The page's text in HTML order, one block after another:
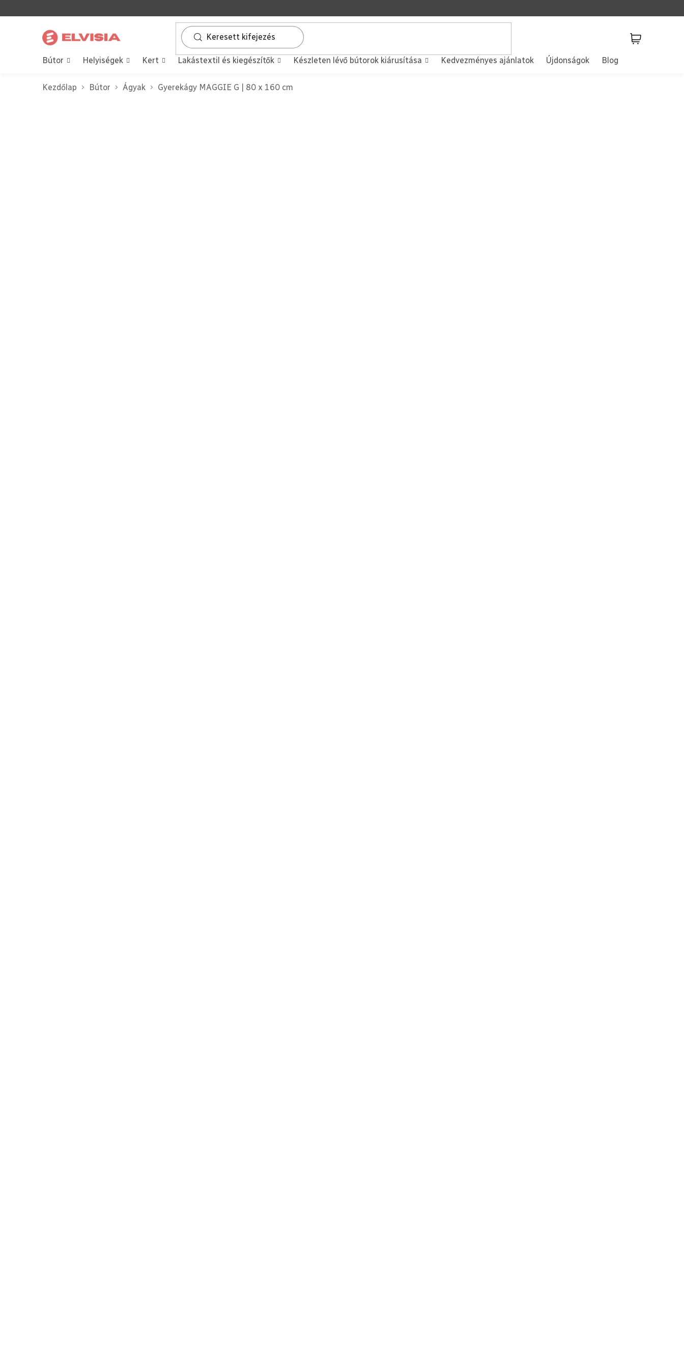
a
tartalomhoz
Bútor Helyiségek Kert Lakástextil és kiegészítők Készleten lévő bútorok kiárusítása Kedvezményes ajánlatok Újdonságok Blog
Kezdőlap Bútor Ágyak Gyerekágy MAGGIE G | 80 x 160 cm